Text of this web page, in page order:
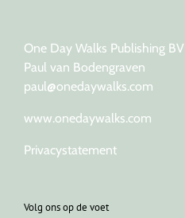
One Day Walks Publishing BV
Paul van Bodengraven
paul@onedaywalks.com
www.onedaywalks.com
Privacystatement
Volg ons op de voet